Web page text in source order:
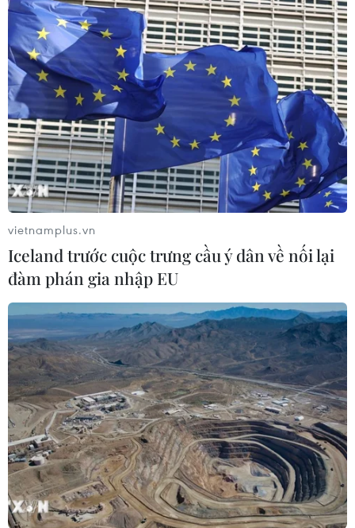
thể đội lốt người di cư đến châu Âu để thực hiện
các vụ tấn công khủng bố.
Ngoài các thách thức về an ninh và xã hội, cuộc
khủng hoảng di cư còn kéo theo các nguy cơ
chính trị, tác động tới nhiều nước châu Âu. Tâm
lý phản đối người nhập cư được xem là một
trong những nguyên nhân dẫn đến sự kiện
Brexit (Anh lựa chọn rời khỏi EU) gây chấn
động.
Sự kiện Anh lựa chọn rời khỏi EU gây chấn động. (Nguồn: Times
Higher Education)
Kết quả một loạt cuộc bầu cử ở châu Âu, trong
vietnamplus.vn
Iceland trước cuộc trưng cầu ý dân về nối lại
đàm phán gia nhập EU